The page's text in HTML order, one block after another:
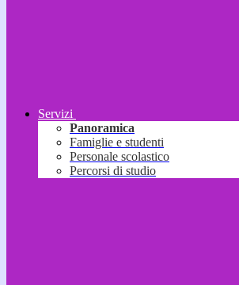
Servizi
Panoramica
Famiglie e studenti
Personale scolastico
Percorsi di studio